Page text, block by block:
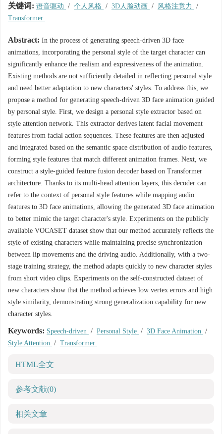
关键词: 语音驱动 / 个人风格 / 3D人脸动画 / 风格注意力
/
Transformer
Abstract: In the process of generating speech-driven 3D face
animations, incorporating the personal style of the target character can
significantly enhance the realism and expressiveness of the animation.
Existing methods are not sufficiently detailed in reflecting personal style
and need better adaptation to new characters' styles. To address this, we
propose a method for generating speech-driven 3D face animation guided
by personal style. First, we design a personal style extractor based on
style attention network. This extractor derives latent facial movement
features from facial action sequences. These features are then adjusted
and integrated based on the semantic space distribution of audio features,
forming style features that match different animation frames. Next, we
construct a style-guided feature fusion decoder based on Transformer
architecture. Thanks to its multi-head attention layers, this decoder can
refer to the context of personal style features while mapping audio
features to 3D face animations, allowing the generated 3D face animation
to better mimic the target character's style. Experiments on the publicly
available VOCASET dataset show that our method accurately reflects the
style of existing characters while maintaining precise synchronization
between lip movements and the driving audio. Additionally, with a two-
stage training strategy, the method adapts quickly to new character styles
from short video clips. Experiments on the self-constructed dataset of
new characters show that the method achieves low vertex errors and high
style similarity, demonstrating strong generalization capability for new
character styles.
Keywords: Speech-driven / Personal Style / 3D Face Animation /
Style Attention / Transformer
HTML全文
参考文献(0)
相关文章